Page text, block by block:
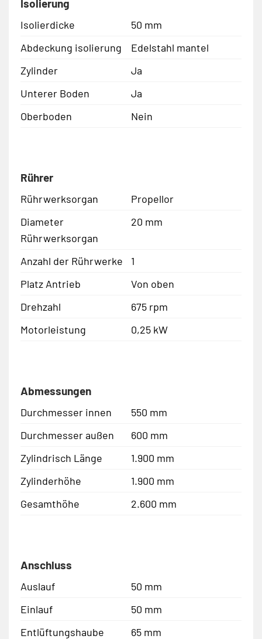
Isolierung
Isolierdicke
50 mm
Abdeckung isolierung
Edelstahl mantel
Zylinder
Ja
Unterer Boden
Ja
Oberboden
Nein
Rührer
Rührwerksorgan
Propellor
Diameter
Rührwerksorgan
20 mm
Anzahl der Rührwerke
1
Platz Antrieb
Von oben
Drehzahl
675 rpm
Motorleistung
0,25 kW
Abmessungen
Durchmesser innen
550 mm
Durchmesser außen
600 mm
Zylindrisch Länge
1.900 mm
Zylinderhöhe
1.900 mm
Gesamthöhe
2.600 mm
Anschluss
Auslauf
50 mm
Einlauf
50 mm
Entlüftungshaube
65 mm